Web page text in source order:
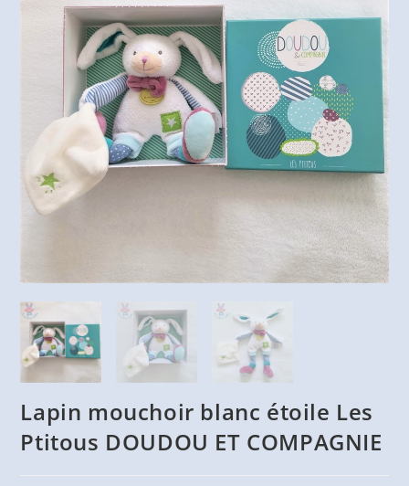
Lapin mouchoir blanc étoile Les
Ptitous DOUDOU ET COMPAGNIE